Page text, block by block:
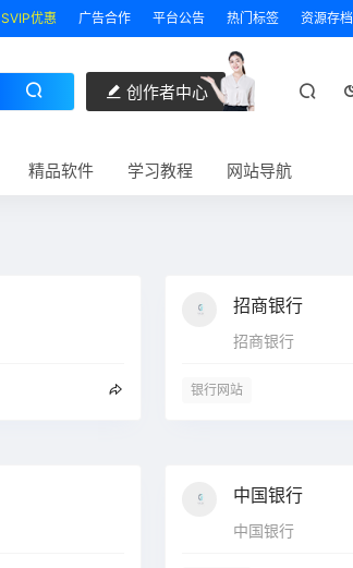
SVIP优惠 广告合作 平台公告 热门标签 资源存档
创作者中心
精品软件 学习教程 网站导航
招商银行
招商银行
银行网站
中国银行
中国银行